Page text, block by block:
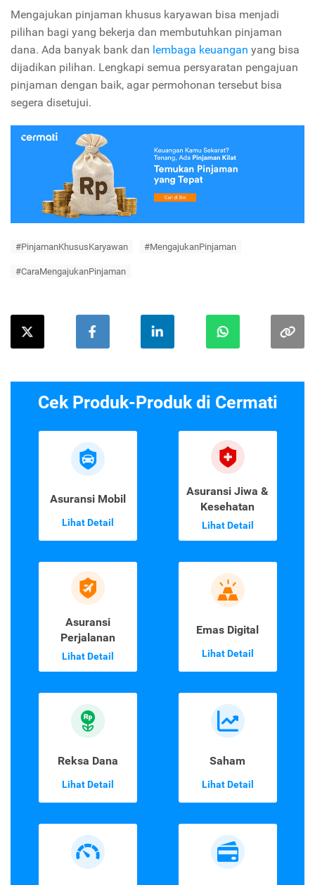
Mengajukan pinjaman khusus karyawan bisa menjadi
pilihan bagi yang bekerja dan membutuhkan pinjaman
dana. Ada banyak bank dan lembaga keuangan yang bisa
dijadikan pilihan. Lengkapi semua persyaratan pengajuan
pinjaman dengan baik, agar permohonan tersebut bisa
segera disetujui.
#PinjamanKhususKaryawan #MengajukanPinjaman
#CaraMengajukanPinjaman
Cek Produk-Produk di Cermati
Asuransi Mobil
Lihat Detail
Asuransi Jiwa &
Kesehatan
Lihat Detail
Asuransi
Perjalanan
Lihat Detail
Emas Digital
Lihat Detail
Reksa Dana
Lihat Detail
Saham
Lihat Detail